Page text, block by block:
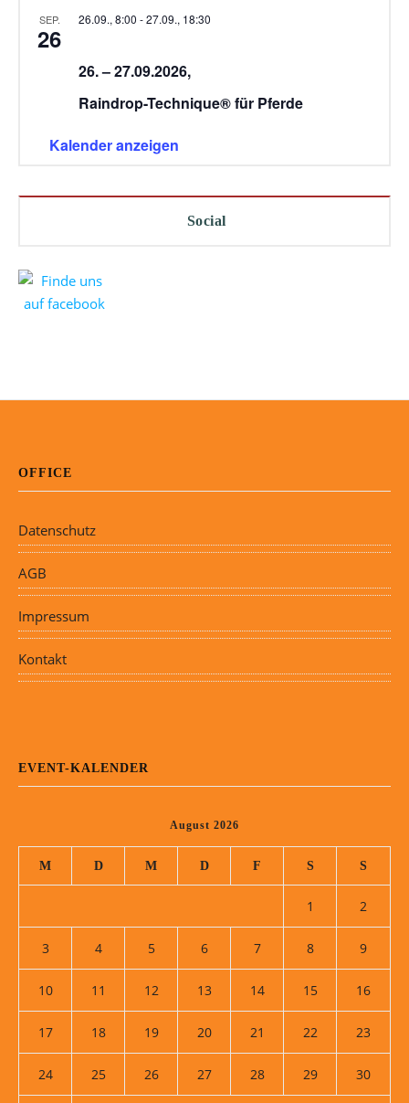
SEP.
26
26.09., 8:00 -27.09., 18:30
26. – 27.09.2026,
Raindrop-Technique® für Pferde
Kalender anzeigen
Social
OFFICE
Datenschutz
AGB
Impressum
Kontakt
EVENT-KALENDER
August 2026
M D M D F S S
1 2
3 4 5 6 7 8 9
10 11 12 13 14 15 16
17 18 19 20 21 22 23
24 25 26 27 28 29 30